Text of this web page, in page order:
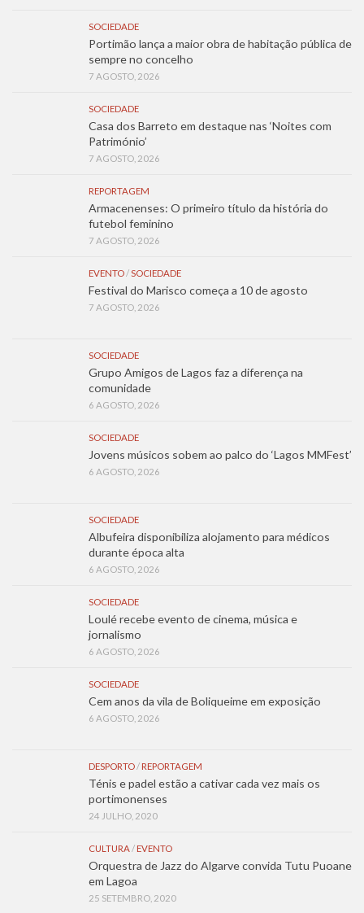
SOCIEDADE
Portimão lança a maior obra de habitação pública de
sempre no concelho
7 AGOSTO, 2026
SOCIEDADE
Casa dos Barreto em destaque nas ‘Noites com
Património’
7 AGOSTO, 2026
REPORTAGEM
Armacenenses: O primeiro título da história do
futebol feminino
7 AGOSTO, 2026
EVENTO / SOCIEDADE
Festival do Marisco começa a 10 de agosto
7 AGOSTO, 2026
SOCIEDADE
Grupo Amigos de Lagos faz a diferença na
comunidade
6 AGOSTO, 2026
SOCIEDADE
Jovens músicos sobem ao palco do ‘Lagos MMFest’
6 AGOSTO, 2026
SOCIEDADE
Albufeira disponibiliza alojamento para médicos
durante época alta
6 AGOSTO, 2026
SOCIEDADE
Loulé recebe evento de cinema, música e
jornalismo
6 AGOSTO, 2026
SOCIEDADE
Cem anos da vila de Boliqueime em exposição
6 AGOSTO, 2026
DESPORTO / REPORTAGEM
Ténis e padel estão a cativar cada vez mais os
portimonenses
24 JULHO, 2020
CULTURA / EVENTO
Orquestra de Jazz do Algarve convida Tutu Puoane
em Lagoa
25 SETEMBRO, 2020